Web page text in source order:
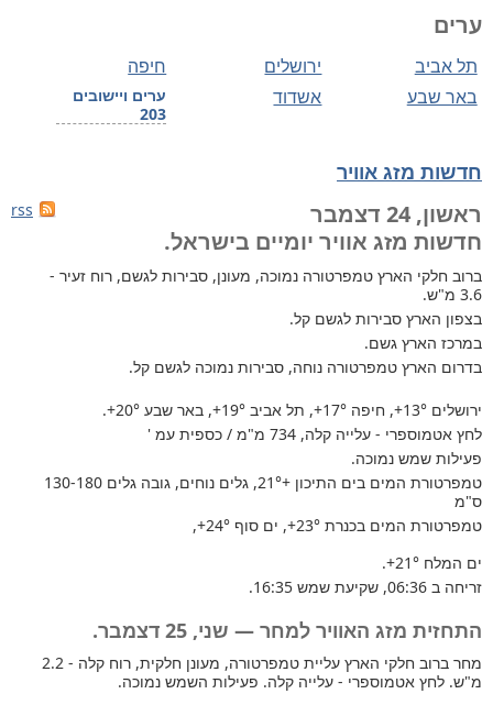
ערים
חיפה ירושלים תל אביב
ערים ויישובים
203
אשדוד באר שבע
חדשות מזג אוויר
rss
ראשון, 24 דצמבר
חדשות מזג אוויר יומיים בישראל.
ברוב חלקי הארץ טמפרטורה נמוכה, מעונן, סבירות לגשם, רוח זעיר -
3.6 מ"ש.
בצפון הארץ סבירות לגשם קל.
במרכז הארץ גשם.
בדרום הארץ טמפרטורה נוחה, סבירות נמוכה לגשם קל.
ירושלים +13°, חיפה +17°, תל אביב +19°, באר שבע +20°
.
לחץ אטמוספרי - עלייה קלה, 734 מ"מ / כספית עמ '
פעילות שמש נמוכה.
טמפרטורת המים בים התיכון +21°
, גלים נוחים, גובה גלים 130-180
ס"מ
טמפרטורת המים בכנרת +23°, ים סוף +24°
,
ים המלח +21°
.
זריחה ב 06:36, שקיעת שמש 16:35.
התחזית מזג האוויר למחר — שני, 25 דצמבר.
מחר ברוב חלקי הארץ עליית טמפרטורה, מעונן חלקית, רוח קלה - 2.2
מ"ש. לחץ אטמוספרי - עלייה קלה. פעילות השמש נמוכה.